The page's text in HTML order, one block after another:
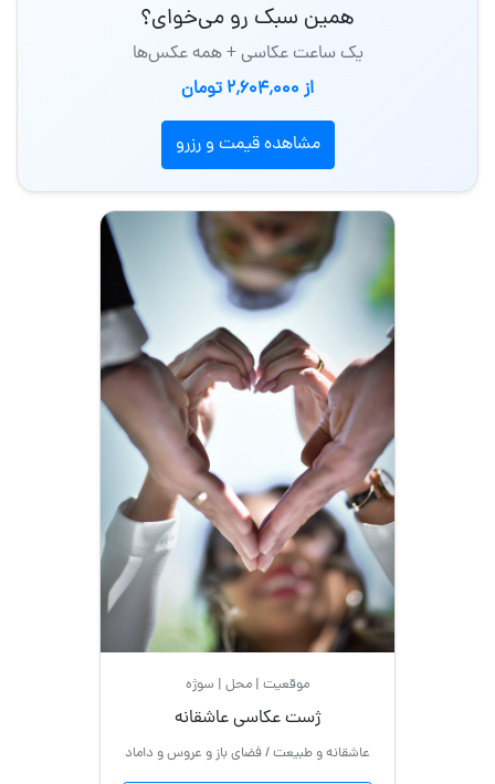
همین سبک رو می‌خوای؟
یک ساعت عکاسی + همه عکس‌ها
از 2٬604٬000 تومان
مشاهده قیمت و رزرو
موقعیت | محل | سوژه
ژست عکاسی عاشقانه
عاشقانه و طبیعت / فضای باز و عروس و داماد